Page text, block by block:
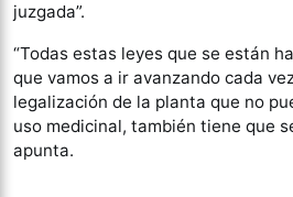
juzgada”.
“Todas estas leyes que se están
que vamos a ir avanzando cada
legalización de la planta que no
uso medicinal, también tiene que
apunta.